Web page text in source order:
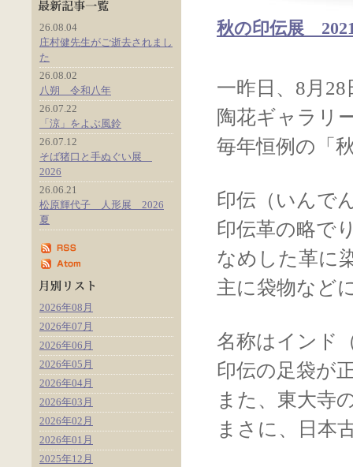
秋の印伝展
一昨日、8月
陶花ギャラリ
毎年恒例の「
印伝（いんで
印伝革の略で
なめした革に
主に袋物など
名称はインド
印伝の足袋が
また、東大寺
まさに、日本
26.08.04
庄村健先生がご逝去されまし
た
26.08.02
八朔 令和八年
26.07.22
「涼」をよぶ風鈴
26.07.12
そば猪口と手ぬぐい展
2026
26.06.21
松原輝代子 人形展 2026
夏
2026年08月
2026年07月
2026年06月
2026年05月
2026年04月
2026年03月
2026年02月
2026年01月
2025年12月